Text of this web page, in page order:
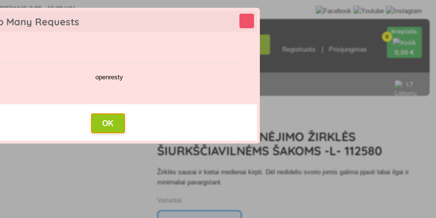
Many Requests
openresty
OK
9:00 - 16:00 VAL
Paieška
Registruotis Prisijungimas
0
Krepšelis
0,00 €
LT
Fiskars šakų genėjimo žirklės šiurkščiavilnėms šakoms -l- 112580
FISKARS ŠAKŲ GENĖJIMO ŽIRKLĖS
ŠIURKŠČIAVILNĖMS ŠAKOMS -L- 112580
Žirklės sausai ir kietai medienai kirpti. Dėl nedidelio svorio jomis galima pjauti labai ilgai ir
minimaliai pavargstant.
Variantai